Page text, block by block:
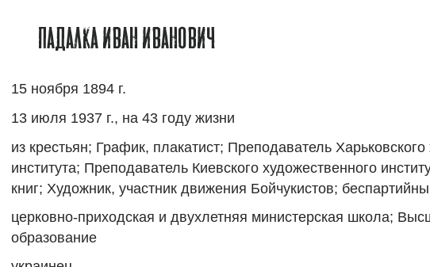
Падалка Иван Иванович
15 ноября 1894 г.
13 июля 1937 г., на 43 году жизни
из крестьян; График, плакатист; Преподаватель
института; Преподаватель Киевского художественного
книг; Художник, участник движения Бойчукистов;
церковно-приходская и двухлетняя министерская школа;
образование